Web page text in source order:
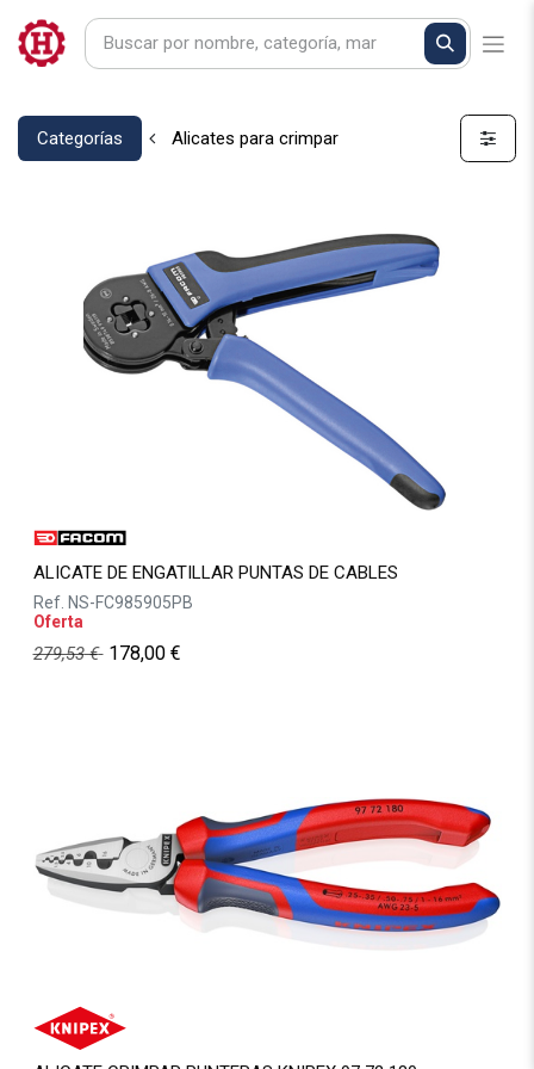
Categorías Alicates para crimpar
ALICATE DE ENGATILLAR PUNTAS DE CABLES
Ref. NS-FC985905PB
Oferta
279,53€ 178,00€